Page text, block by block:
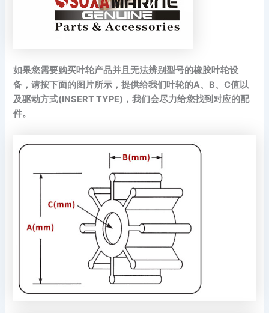
如果您需要购买叶轮产品并且无法辨别型号的橡胶叶轮设
备，请按下面的图片所示，提供给我们叶轮的A、B、C值以
及驱动方式(INSERT TYPE)，我们会尽力给您找到对应的配
件。